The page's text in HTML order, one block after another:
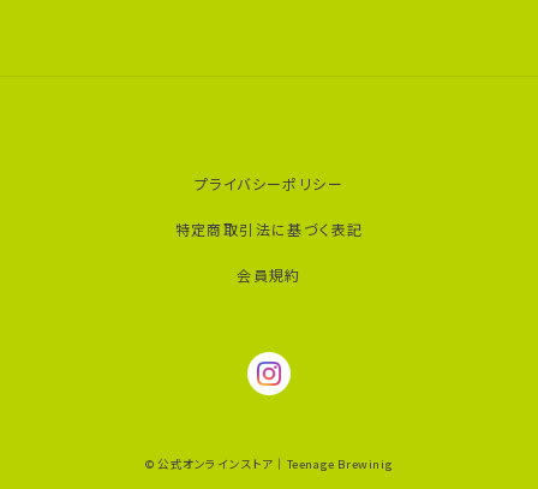
プライバシーポリシー
特定商取引法に基づく表記
会員規約
© 公式オンラインストア｜Teenage Brewinig